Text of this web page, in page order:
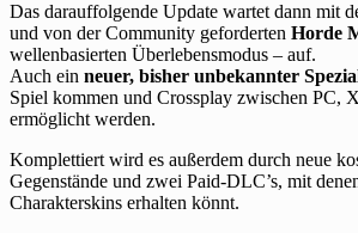
Das darauffolgende Update wartet dann mit
und von der Community geforderten Horde
wellenbasierten Überlebensmodus – auf.
Auch ein neuer, bisher unbekannter
Spiel kommen und Crossplay zwischen PC,
ermöglicht werden.
Komplettiert wird es außerdem durch neue
Gegenstände und zwei Paid-DLC’s, mit
Charakterskins erhalten könnt.